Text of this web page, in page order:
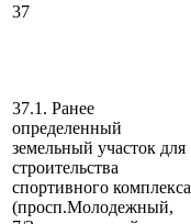
37
37.1. Ранее
определенный
земельный участок для
строительства
спортивного комплекса
(просп.Молодежный,